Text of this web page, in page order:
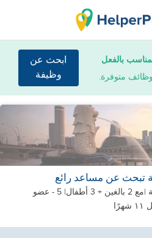
بالفعل
متوفرة.
ابحث عن
وظيفة
تبحث عن مساعد رائع
|مع 2 بالغين + 3 أطفال
| 5 - عضو